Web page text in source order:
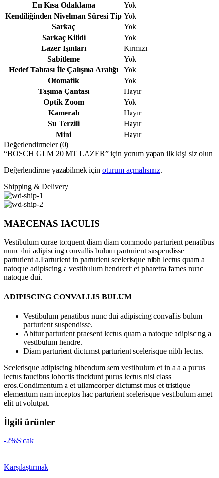
En Kısa Odaklama
Yok
Kendiliğinden Nivelman Süresi Tip Yok
Sarkaç
Yok
Sarkaç Kilidi
Yok
Lazer Işınları
Kırmızı
Sabitleme
Yok
Hedef Tahtası İle Çalışma Aralığı
Yok
Otomatik
Yok
Taşıma Çantası
Hayır
Optik Zoom
Yok
Kameralı
Hayır
Su Terzili
Hayır
Mini
Hayır
Değerlendirmeler (0)
“BOSCH GLM 20 MT LAZER” için yorum yapan ilk kişi siz olun
Değerlendirme yazabilmek için oturum açmalısınız.
Shipping & Delivery
MAECENAS IACULIS
Vestibulum curae torquent diam diam commodo parturient penatibus
nunc dui adipiscing convallis bulum parturient suspendisse
parturient a.Parturient in parturient scelerisque nibh lectus quam a
natoque adipiscing a vestibulum hendrerit et pharetra fames nunc
natoque dui.
ADIPISCING CONVALLIS BULUM
Vestibulum penatibus nunc dui adipiscing convallis bulum
parturient suspendisse.
Abitur parturient praesent lectus quam a natoque adipiscing a
vestibulum hendre.
Diam parturient dictumst parturient scelerisque nibh lectus.
Scelerisque adipiscing bibendum sem vestibulum et in a a a purus
lectus faucibus lobortis tincidunt purus lectus nisl class
eros.Condimentum a et ullamcorper dictumst mus et tristique
elementum nam inceptos hac parturient scelerisque vestibulum amet
elit ut volutpat.
İlgili ürünler
-2%Sıcak
Karşılaştırmak